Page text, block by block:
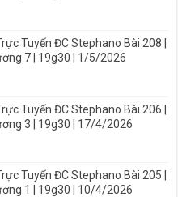
Tuyến ĐC Stephano Bài 208 |
7 | 19g30 | 1/5/2026
Tuyến ĐC Stephano Bài 206 |
3 | 19g30 | 17/4/2026
Tuyến ĐC Stephano Bài 205 |
1 | 19g30 | 10/4/2026